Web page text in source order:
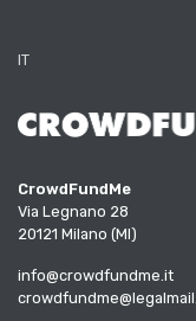
IT
CrowdFundMe
Via Legnano 28
20121 Milano (MI)
info@crowdfundme.it